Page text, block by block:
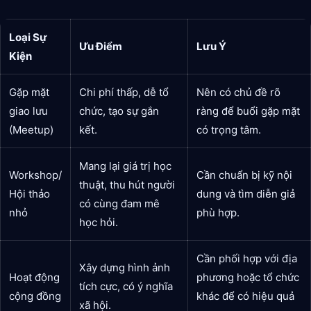
Loại Sự
Kiện
Ưu Điểm Lưu Ý
Gặp mặt
giao lưu
(Meetup)
Chi phí thấp, dễ tổ
chức, tạo sự gắn
kết.
Nên có chủ đề rõ
ràng để buổi gặp mặt
có trọng tâm.
Workshop/
Hội thảo
nhỏ
Mang lại giá trị học
thuật, thu hút người
có cùng đam mê
học hỏi.
Cần chuẩn bị kỹ nội
dung và tìm diễn giả
phù hợp.
Hoạt động
cộng đồng
Xây dựng hình ảnh
tích cực, có ý nghĩa
xã hội.
Cần phối hợp với địa
phương hoặc tổ chức
khác để có hiệu quả